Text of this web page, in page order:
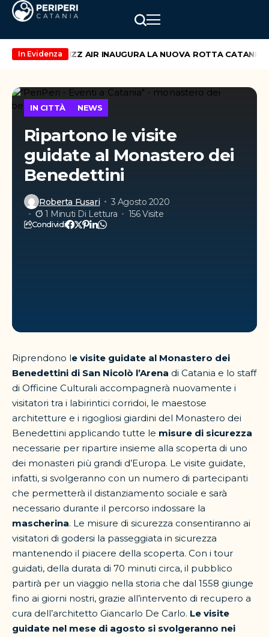
In Evidenza
maggio WIZZ AIR INAUGURA LA NUOVA ROTTA CATANIA –
IN CITTÀ NEWS
Ripartono le visite
guidate al Monastero dei
Benedettini
Roberta Fusari
3 Agosto 2020
1 Minuti Di Lettura
156 Visite
Condividi
Riprendono le visite guidate al Monastero dei
Benedettini di San Nicolò l’Arena di Catania e lo staff
di Officine Culturali accompagnerà nuovamente i
visitatori tra i labirintici corridoi, le maestose
architetture e i rigogliosi giardini del Monastero dei
Benedettini applicando tutte le misure di sicurezza
necessarie per ripartire insieme alla scoperta di uno
dei monasteri più grandi d’Europa. Le visite guidate,
infatti, si svolgeranno con un numero di partecipanti
che permetterà il distanziamento sociale e sarà
necessario durante il percorso indossare la
mascherina. Le misure di sicurezza consentiranno ai
visitatori di godersi la passeggiata in sicurezza
mantenendo il piacere della scoperta. Con i tour
guidati, della durata di 70 minuti circa, il pubblico
partirà per un viaggio nella storia che dal 1558 giunge
fino ai giorni nostri, grazie all’intervento di recupero a
cura dell’architetto Giancarlo De Carlo. Le visite
guidate nel mese di agosto si svolgeranno nei